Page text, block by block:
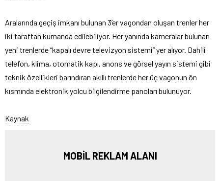
Aralarında geçiş imkanı bulunan 3’er vagondan oluşan trenler her
iki taraftan kumanda edilebiliyor. Her yanında kameralar bulunan
yeni trenlerde “kapalı devre televizyon sistemi” yer alıyor. Dahili
telefon, klima, otomatik kapı, anons ve görsel yayın sistemi gibi
teknik özellikleri barındıran akıllı trenlerde her üç vagonun ön
kısmında elektronik yolcu bilgilendirme panoları bulunuyor.
Kaynak
MOBİL REKLAM ALANI